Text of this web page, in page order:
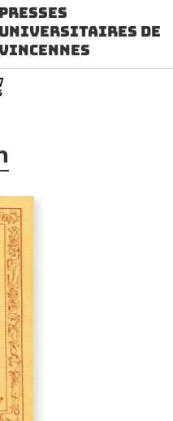
Presses
Universitaires de
Vincennes